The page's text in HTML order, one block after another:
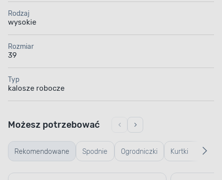
Rodzaj
wysokie
Rozmiar
39
Typ
kalosze robocze
Rekomendowane Spodnie
robocze
Ogrodniczki Kurtki
robocze
Możesz potrzebować